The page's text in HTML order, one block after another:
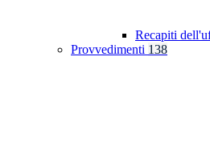
Recapiti
Provvedimenti 138